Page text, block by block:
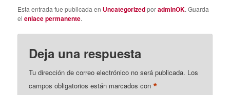
Esta entrada fue publicada en UncategorizedporadminOK. Guarda
elenlace permanente.
Deja una respuesta
Tu dirección de correo electrónico no será publicada. Los
campos obligatorios están marcados con*